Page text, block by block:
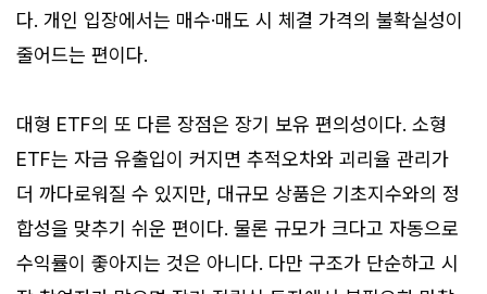
다. 개인 입장에서는 매수·매도 시 체결 가격의 불확실성이
줄어드는 편이다.
대형 ETF의 또 다른 장점은 장기 보유 편의성이다. 소형
ETF는 자금 유출입이 커지면 추적오차와 괴리율 관리가
더 까다로워질 수 있지만, 대규모 상품은 기초지수와의 정
합성을 맞추기 쉬운 편이다. 물론 규모가 크다고 자동으로
수익률이 좋아지는 것은 아니다. 다만 구조가 단순하고 시